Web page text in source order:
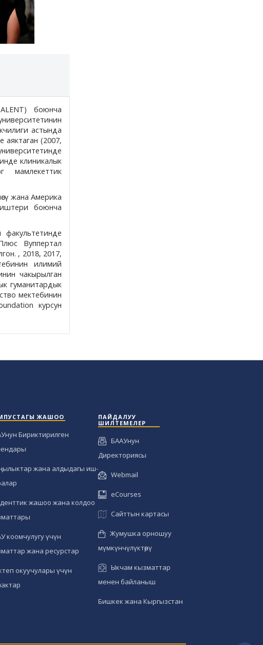
боюнча
астында
(2007,
клиникалык
мамлекеттик
жана Америка
боюнча
Вуппертал
, 2018, 2017,
илимий
чакырылган
гуманитардык
мектебинин
курсун
ЖАШОО
Бириктирилген
жана алдыдагы иш-
жашоо жана колдоо
коомчулугу үчүн
жана ресурстар
окуучулары үчүн
ПАЙДАЛУУ
ШИЛТЕМЕЛЕР
БААУнун
Директориясы
Webmail
eCourses
Сайттын картасы
Жумушка орношуу
мүмкүнчүлүктөрү
Ыкчам кызматтар
менен байланыш
Бишкек жана Кыргызстан